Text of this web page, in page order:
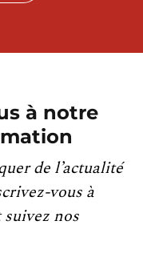
à notre
de l’actualité
vous à
nos